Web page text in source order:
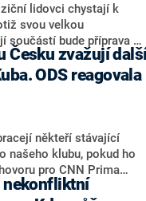
lidovci chystají k
svou velkou
bude příprava na
na setkání s novináři
Ten zároveň v
ve Vyškově. Popsal i
strany nebo političtí
a v defenzivě. „Je to
chyby vlády. Ministři s
Chceme ale ukazovat
na dotaz CNN Prima
ODS reagovala
někteří stávající
našeho klubu, pokud ho
pro CNN Prima
a jihočeský hejtman